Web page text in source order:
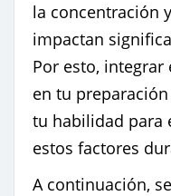
la concentración
impactan
Por esto,
en tu
tu habilidad para
estos factores
A continuación,